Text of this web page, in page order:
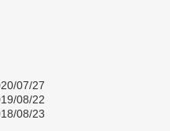
07/27
08/22
08/23